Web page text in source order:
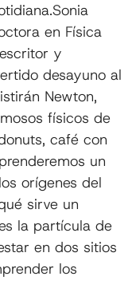
en Física
y
desayuno al
Newton,
físicos de
café con
un
orígenes del
sirve un
la partícula de
en dos sitios
los